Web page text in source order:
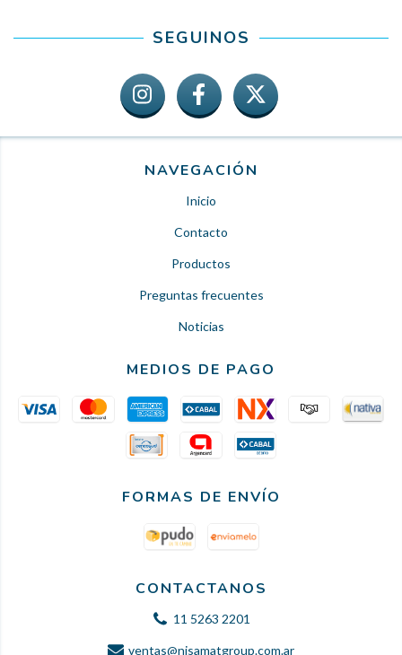
SEGUINOS
NAVEGACIÓN
Inicio
Contacto
Productos
Preguntas frecuentes
Noticias
MEDIOS DE PAGO
FORMAS DE ENVÍO
CONTACTANOS
11 5263 2201
ventas@nisamatgroup.com.ar